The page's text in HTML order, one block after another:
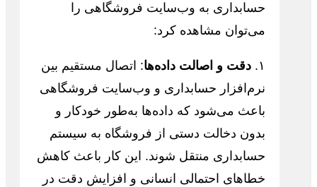
حسابداری به وب‌سایت فروشگاهی را
می‌توان مشاهده کرد:
۱. دقت و اصالت داده‌ها: اتصال مستقیم بین
نرم‌افزار حسابداری و وب‌سایت فروشگاهی
باعث می‌شود که داده‌ها به‌طور خودکار و
بدون دخالت دستی از فروشگاه به سیستم
حسابداری منتقل شوند. این کار باعث کاهش
خطاهای احتمالی انسانی و افزایش دقت در